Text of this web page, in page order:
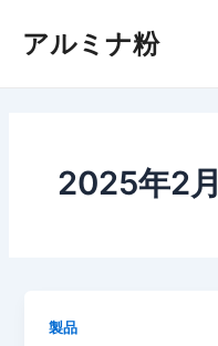
アルミナ粉
2025年2月
製品